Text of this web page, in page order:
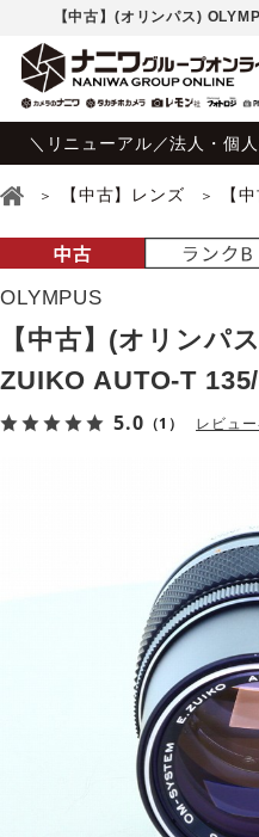
【中古】(オリンパス)
＼リニューアル／法人・個
【中古】レンズ 【
OLYMPUS
【中古】(オリンパ
ZUIKO AUTO-T
5.0 （1） レビュ